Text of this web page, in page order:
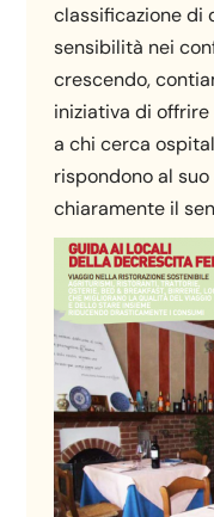
classificazione di
sensibilità nei
crescendo,
iniziativa di
a chi cerca
rispondono al
chiaramente il